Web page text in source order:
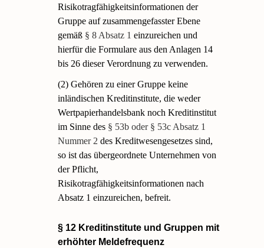
Risikotragfähigkeitsinformationen der
Gruppe auf zusammengefasster Ebene
gemäß § 8 Absatz 1 einzureichen und
hierfür die Formulare aus den Anlagen 14
bis 26 dieser Verordnung zu verwenden.
(2) Gehören zu einer Gruppe keine
inländischen Kreditinstitute, die weder
Wertpapierhandelsbank noch Kreditinstitut
im Sinne des § 53b oder § 53c Absatz 1
Nummer 2 des Kreditwesengesetzes sind,
so ist das übergeordnete Unternehmen von
der Pflicht,
Risikotragfähigkeitsinformationen nach
Absatz 1 einzureichen, befreit.
§ 12 Kreditinstitute und Gruppen mit
erhöhter Meldefrequenz